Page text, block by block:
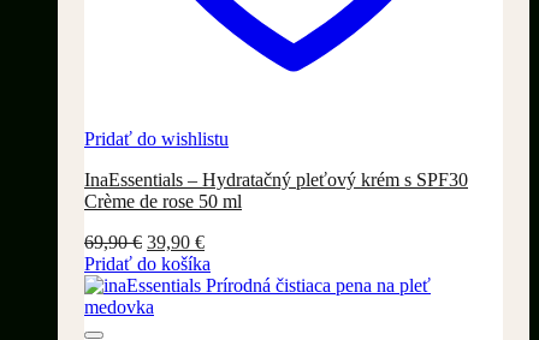
Pridať do wishlistu
InaEssentials – Hydratačný pleťový krém s SPF30
Crème de rose 50 ml
69,90€ Pôvodná
cena
bola:
69,90 €.
39,90 €Aktuálna
cena
je:
Pridať do košíka